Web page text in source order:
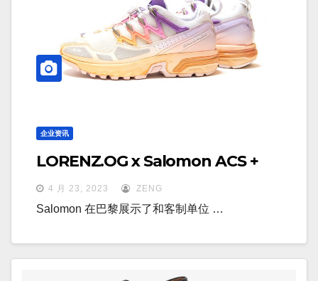
企业资讯
LORENZ.OG x Salomon ACS +
4 月 23, 2023 ZENG
Salomon 在巴黎展示了和客制单位 …